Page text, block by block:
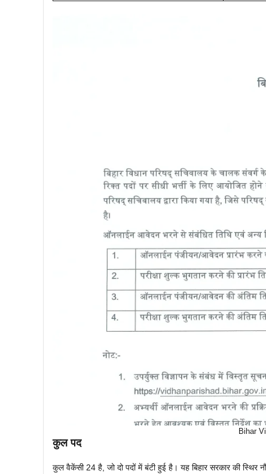
Bihar
कुल पद
कुल वैकेंसी 24 है, जो दो पदों में बंटी हुई है। यह बिहार सरकार की स्थिर